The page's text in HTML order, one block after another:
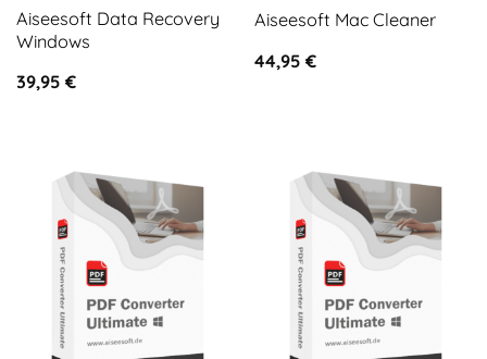
Aiseesoft Data Recovery
Windows
39,95 €
Aiseesoft Mac Cleaner
44,95 €